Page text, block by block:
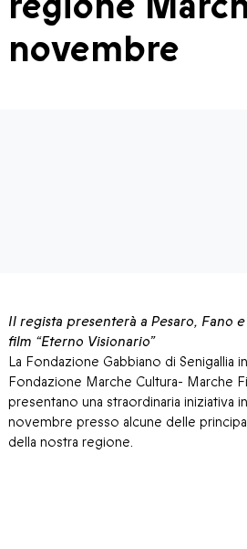
novembre
Il regista presenterà a Pesaro, Fano
film “Eterno Visionario”
La Fondazione Gabbiano di Senigallia
Fondazione Marche Cultura- Marche
presentano una straordinaria iniziativa
novembre presso alcune delle
della nostra regione.